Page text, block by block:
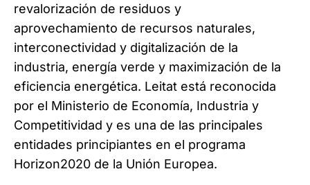
revalorización de residuos y
aprovechamiento de recursos naturales,
interconectividad y digitalización de la
industria, energía verde y maximización de la
eficiencia energética. Leitat está reconocida
por el Ministerio de Economía, Industria y
Competitividad y es una de las principales
entidades principiantes en el programa
Horizon2020 de la Unión Europea.